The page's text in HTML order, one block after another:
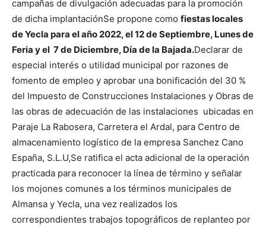
campañas de divulgación adecuadas para la promoción
de dicha implantaciónSe propone como fiestas locales
de Yecla para el año 2022, el 12 de Septiembre, Lunes de
Feria y el 7 de Diciembre, Día de la Bajada.Declarar de
especial interés o utilidad municipal por razones de
fomento de empleo y aprobar una bonificación del 30 %
del Impuesto de Construcciones Instalaciones y Obras de
las obras de adecuación de las instalaciones ubicadas en
Paraje La Rabosera, Carretera el Ardal, para Centro de
almacenamiento logístico de la empresa Sanchez Cano
España, S.L.U,Se ratifica el acta adicional de la operación
practicada para reconocer la línea de término y señalar
los mojones comunes a los términos municipales de
Almansa y Yecla, una vez realizados los
correspondientes trabajos topográficos de replanteo por